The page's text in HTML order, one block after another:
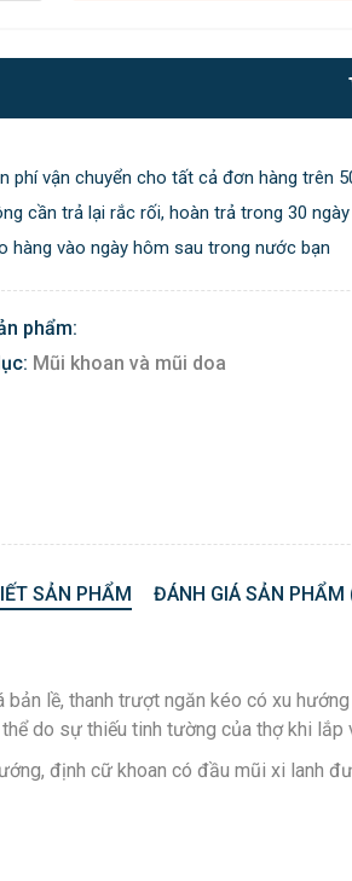
phí vận chuyển cho tất cả đơn hàng trên
cần trả lại rắc rối, hoàn trả trong 30 ngày
hàng vào ngày hôm sau trong nước bạn
phẩm:
Mũi khoan và mũi doa
SẢN PHẨM ĐÁNH GIÁ SẢN PHẨM
lề, thanh trượt ngăn kéo có xu
do sự thiếu tinh tường của thợ khi
định cữ khoan có đầu mũi xi lanh